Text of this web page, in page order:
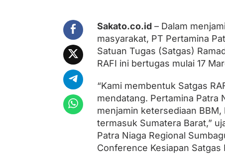
K
e
t
e
r
e
i
a
a
n
E
n
Sakato.co.id– Dalam
masyarakat, PT Pertamina
Satuan Tugas (Satgas)
RAFI ini bertugas mulai 17
“Kami membentuk Satgas
mendatang. Pertamina Patra
menjamin ketersediaan
termasuk Sumatera Barat,”
Patra Niaga Regional
Conference Kesiapan Satgas